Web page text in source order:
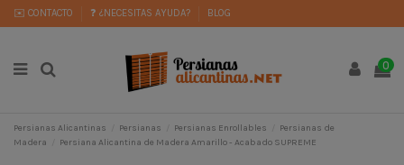
✉️ CONTACTO ❓ ¿NECESITAS AYUDA? BLOG
0
Persianas Alicantinas Persianas Persianas Enrollables
Persianas de
Madera
Persiana Alicantina de Madera Amarillo - Acabado SUPREME